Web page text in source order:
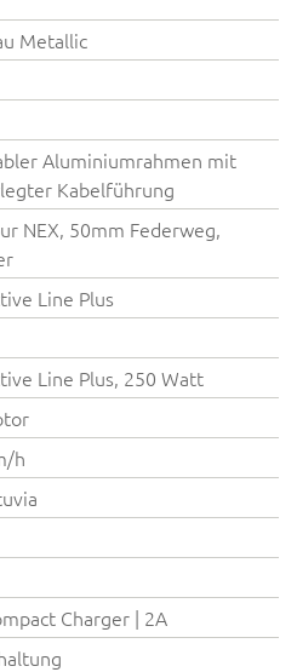
Metallic
Aluminiumrahmen mit
Kabelführung
NEX, 50mm Federweg,
Line Plus
Line Plus, 250 Watt
h
Charger | 2A